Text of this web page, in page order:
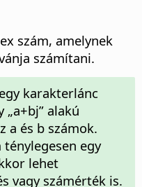
szám, amelynek
számítani.
egy karakterlánc
„a+bj” alakú
a és b számok.
ténylegesen egy
lehet
vagy számérték is.